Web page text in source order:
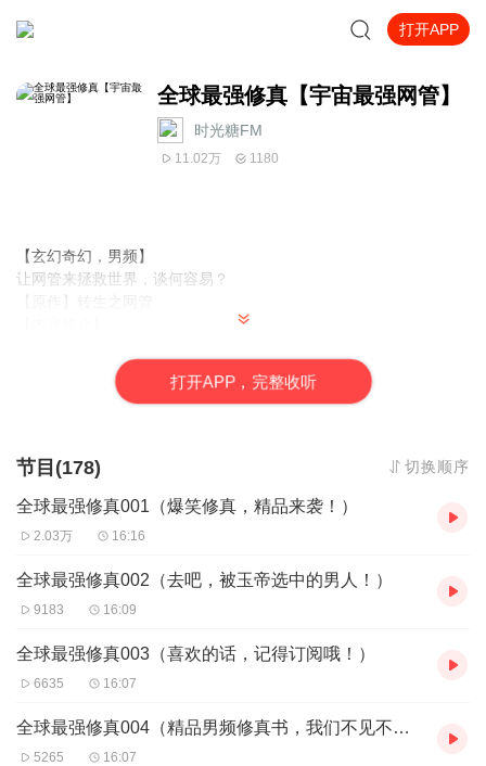
打开APP
全球最强修真【宇宙最强网管】
时光糖FM
11.02万 1180
【玄幻奇幻，男频】
让网管来拯救世界，谈何容易？
玉帝智谋通天，谴灵魂转生下界，寄身一网虫体内。
无奈签下卖身合同，委身网管一职。
【出品方】
时光糖
【主播】
血龙赤帝 ，四维文学签约作家
打开APP，完整收听
节目(178) 切换顺序
全球最强修真001（爆笑修真，精品来袭！）
2.03万 16:16
全球最强修真002（去吧，被玉帝选中的男人！）
9183 16:09
全球最强修真003（喜欢的话，记得订阅哦！）
6635 16:07
全球最强修真004（精品男频修真书，我们不见不散！）
5265 16:07